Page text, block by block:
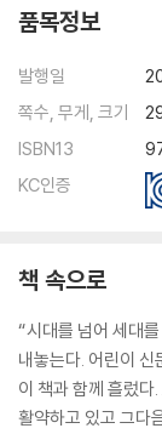
품목정보
발행일
쪽수, 무게, 크기
ISBN13
KC인증
책 속으로
“시대를 넘어 세대
내놓는다. 어린이
이 책과 함께 흘렀
활약하고 있고 그다